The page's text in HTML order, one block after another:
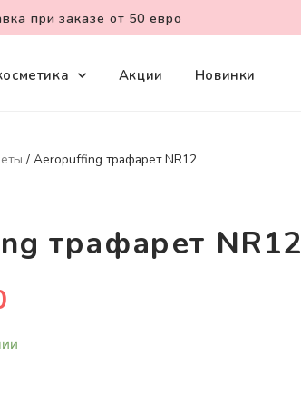
при заказе от 50 евро
Акции Новинки
/ Aeropuffing трафарет NR12
трафарет NR12